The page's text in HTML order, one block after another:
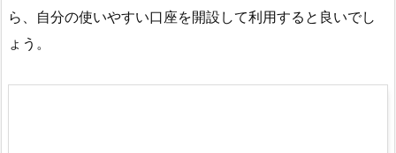
ら、自分の使いやすい口座を開設して利用すると良いでし
ょう。